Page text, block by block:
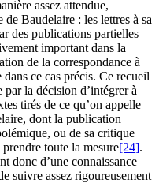
assez attendue,
Baudelaire : les lettres à sa
des publications partielles
important dans la
de la correspondance à
ce cas précis. Ce recueil
la décision d’intégrer à
tirés de ce qu’on appelle
dont la publication
ou de sa critique
toute la mesure[24].
donc d’une connaissance
suivre assez rigoureusement